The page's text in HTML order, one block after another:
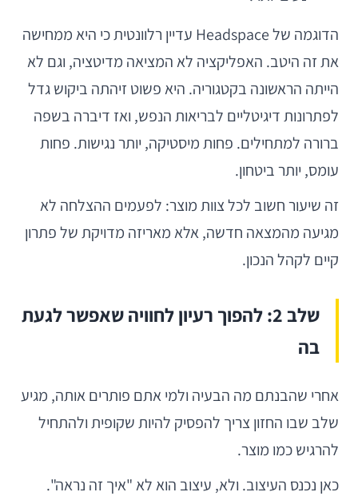
הדוגמה של Headspace עדיין רלוונטית כי היא ממחישה
את זה היטב. האפליקציה לא המציאה מדיטציה, וגם לא
הייתה הראשונה בקטגוריה. היא פשוט זיהתה ביקוש גדל
לפתרונות דיגיטליים לבריאות הנפש, ואז דיברה בשפה
ברורה למתחילים. פחות מיסטיקה, יותר נגישות. פחות
עומס, יותר ביטחון.
זה שיעור חשוב לכל צוות מוצר: לפעמים ההצלחה לא
מגיעה מהמצאה חדשה, אלא מאריזה מדויקת של פתרון
קיים לקהל הנכון.
שלב 2: להפוך רעיון לחוויה שאפשר לגעת
בה
אחרי שהבנתם מה הבעיה ולמי אתם פותרים אותה, מגיע
שלב שבו החזון צריך להפסיק להיות שקופית ולהתחיל
להרגיש כמו מוצר.
כאן נכנס העיצוב. ולא, עיצוב הוא לא "איך זה נראה".